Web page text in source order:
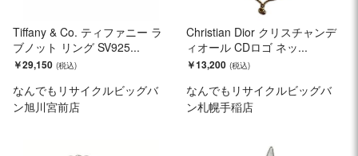
Tiffany & Co. ティファニー ラ
ブノット リング SV925...
￥29,150
なんでもリサイクルビッグバ
ン旭川宮前店
Christian Dior クリスチャンデ
ィオール CDロゴ ネッ...
￥13,200
なんでもリサイクルビッグバ
ン札幌手稲店